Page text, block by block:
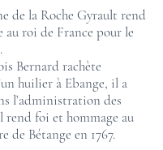
de la Roche Gyrault rend
au roi de France pour le
Bernard rachète
huilier à Ebange, il a
l’administration des
rend foi et hommage au
de Bétange en 1767.